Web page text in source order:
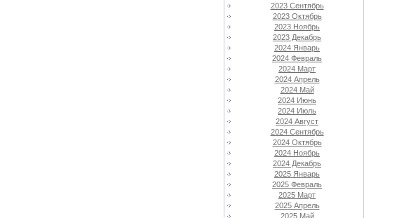
2023 Сентябрь
2023 Октябрь
2023 Ноябрь
2023 Декабрь
2024 Январь
2024 Февраль
2024 Март
2024 Апрель
2024 Май
2024 Июнь
2024 Июль
2024 Август
2024 Сентябрь
2024 Октябрь
2024 Ноябрь
2024 Декабрь
2025 Январь
2025 Февраль
2025 Март
2025 Апрель
2025 Май